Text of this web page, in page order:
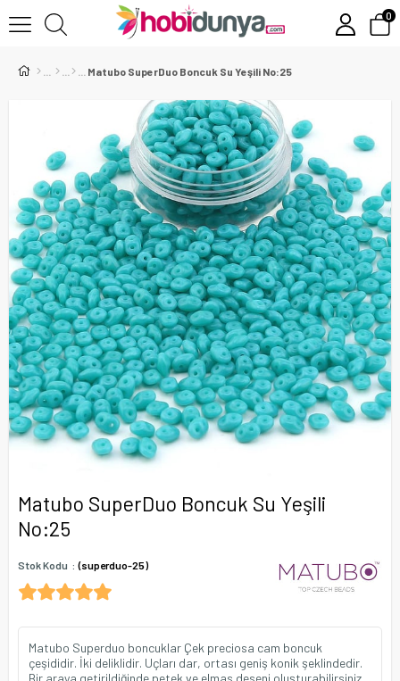
0
Matubo SuperDuo Boncuk Su Yeşili No:25
Matubo SuperDuo Boncuk Su Yeşili
No:25
Stok Kodu (superduo-25)
Matubo Superduo boncuklar Çek preciosa cam boncuk
çeşididir. İki deliklidir. Uçları dar, ortası geniş konik şeklindedir.
Bir araya getirildiğinde petek ve elmas deseni oluşturabilirsiniz.